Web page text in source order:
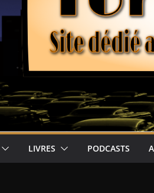
LIVRES PODCASTS